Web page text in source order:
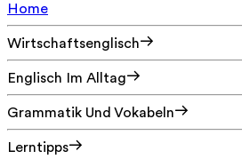
Home
Wirtschaftsenglisch
Englisch Im Alltag
Grammatik Und Vokabeln
Lerntipps